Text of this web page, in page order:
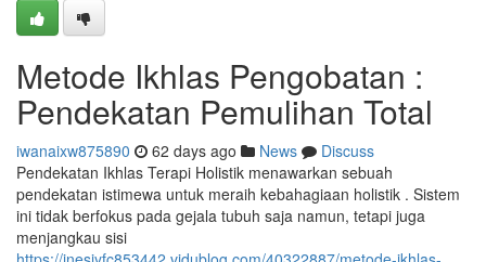
Metode Ikhlas Pengobatan :
Pendekatan Pemulihan Total
iwanaixw875890 62 days ago News
Discuss
Pendekatan Ikhlas Terapi Holistik menawarkan sebuah
pendekatan istimewa untuk meraih kebahagiaan holistik . Sistem
ini tidak berfokus pada gejala tubuh saja namun, tetapi juga
menjangkau sisi